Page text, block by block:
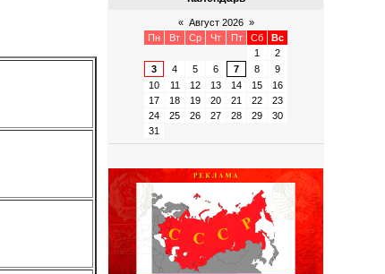
« Август 2026 »
Пн
Вт Ср Чт Пт Сб
Вс
1
2
3
4 5 6 7 8
9
10
11 12 13 14 15
16
17
18 19 20 21 22
23
24
25 26 27 28 29
30
31